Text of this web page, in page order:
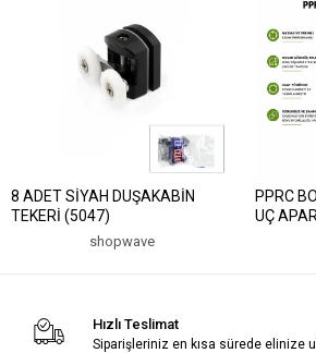
8 ADET SİYAH DUŞAKABİN
TEKERİ (5047)
shopwave
PPRC
UÇ
Hızlı Teslimat
Siparişleriniz en kısa sürede elinize